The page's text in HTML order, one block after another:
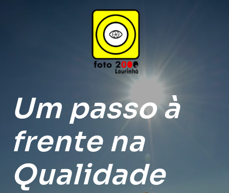
Um passo à
frentena
Qualidade